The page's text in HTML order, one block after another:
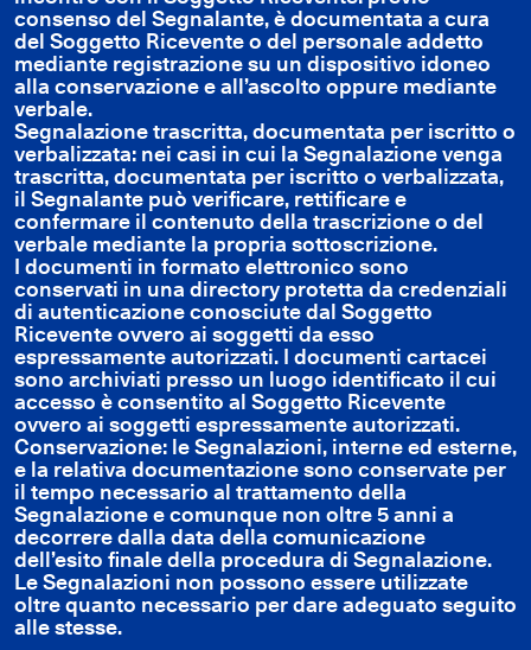
consenso del Segnalante, è documentata a cura
del Soggetto Ricevente o del personale addetto
mediante registrazione su un dispositivo idoneo
alla conservazione e all’ascolto oppure mediante
verbale.
Segnalazione trascritta, documentata per iscritto o
verbalizzata: nei casi in cui la Segnalazione venga
trascritta, documentata per iscritto o verbalizzata,
il Segnalante può verificare, rettificare e
confermare il contenuto della trascrizione o del
verbale mediante la propria sottoscrizione.
I documenti in formato elettronico sono
conservati in una directory protetta da credenziali
di autenticazione conosciute dal Soggetto
Ricevente ovvero ai soggetti da esso
espressamente autorizzati. I documenti cartacei
sono archiviati presso un luogo identificato il cui
accesso è consentito al Soggetto Ricevente
ovvero ai soggetti espressamente autorizzati.
Conservazione: le Segnalazioni, interne ed esterne,
e la relativa documentazione sono conservate per
il tempo necessario al trattamento della
Segnalazione e comunque non oltre 5 anni a
decorrere dalla data della comunicazione
dell’esito finale della procedura di Segnalazione.
Le Segnalazioni non possono essere utilizzate
oltre quanto necessario per dare adeguato seguito
alle stesse.